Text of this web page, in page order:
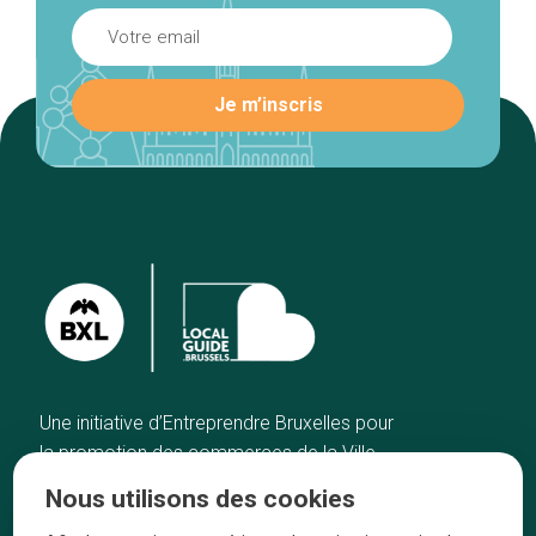
Une initiative d’Entreprendre Bruxelles pour
la promotion des commerces de la Ville
Accueil
Artisans
Nous utilisons des cookies